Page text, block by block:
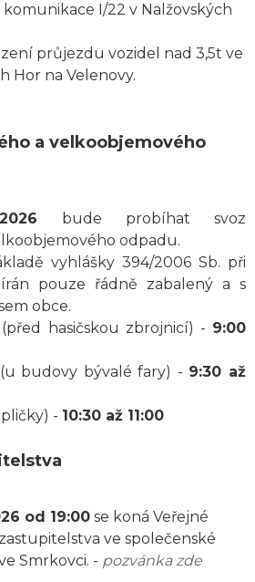
I/22 v Nalžovských
průjezdu vozidel nad 3,5t ve
Hor na Velenovy.
a velkoobjemového
bude probíhat svoz
odpadu.
vyhlášky 394/2006 Sb. při
pouze řádně zabalený a s
obce.
hasičskou zbrojnicí) - 9:00
budovy bývalé fary) - 9:30 až
- 10:30 až 11:00
od 19:00 se koná Veřejné
ve společenské
Smrkovci. - pozvánka zde